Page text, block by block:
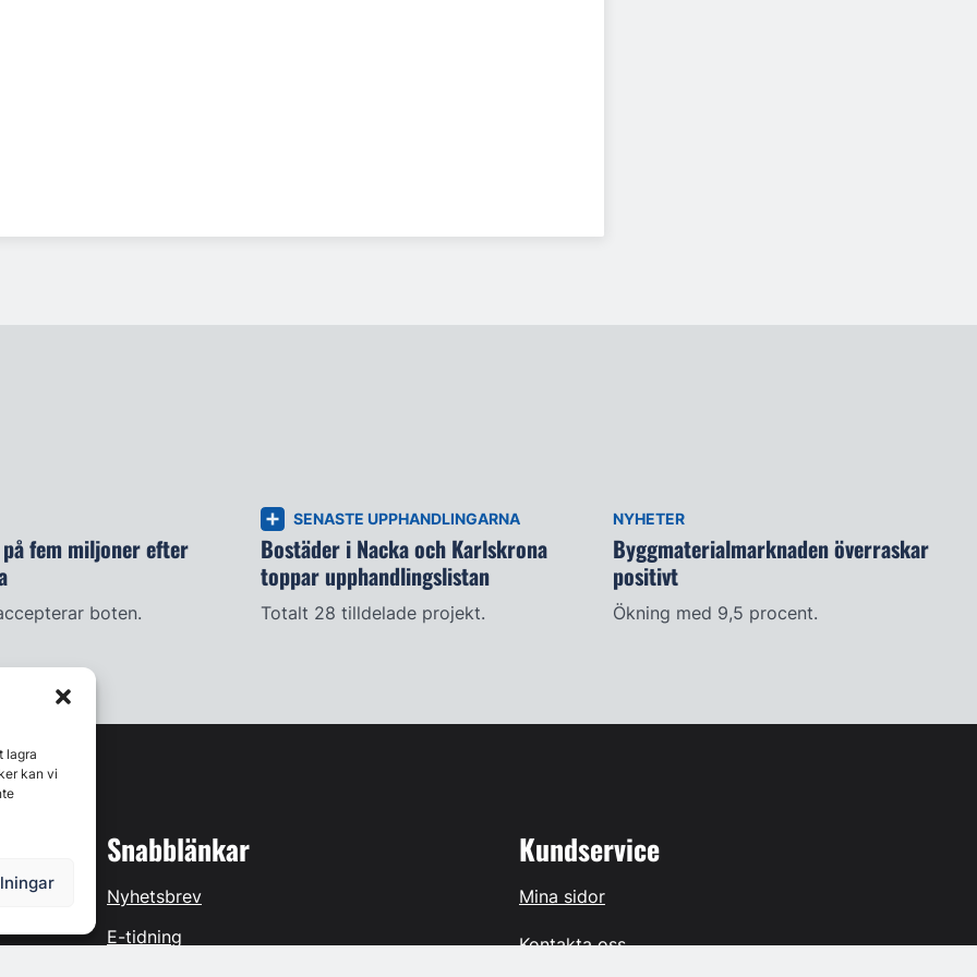
lagra
kan vi
på fem miljoner efter
boten.
SENASTE UPPHANDLINGARNA
Bostäder i Nacka och Karlskrona
toppar upphandlingslistan
Totalt 28 tilldelade projekt.
NYHETER
Byggmaterialmarknaden överraskar
positivt
Ökning med 9,5 procent.
Snabblänkar
Nyhetsbrev
E-tidning
Kundservice
Mina sidor
Kontakta oss